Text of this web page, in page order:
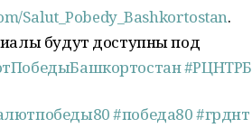
Salut_Pobedy_Bashkortostan.
будут доступны под
#РЦНТРБ
#победа80#грднт